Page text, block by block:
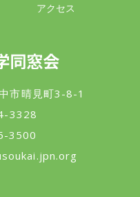
アクセス
市晴見町3-8-1
3328
3500